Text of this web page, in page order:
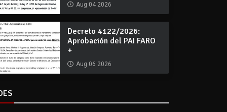
Aug 04 2026
Decreto 4122/2026:
Aprobación del PAI FARO
+
Aug 06 2026